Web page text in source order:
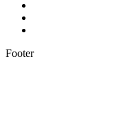
Footer